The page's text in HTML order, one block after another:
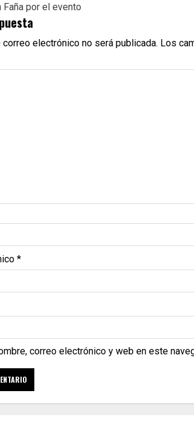
por el evento
correo electrónico no será publicada. Los
*
correo electrónico y web en este